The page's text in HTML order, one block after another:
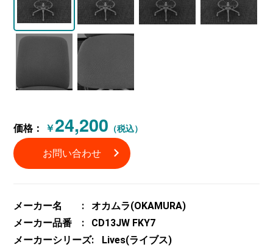
価格： ￥24,200 （税込）
お問い合わせ
メーカー名
オカムラ(OKAMURA)
メーカー品番
CD13JW FKY7
メーカーシリーズ
Lives(ライブス)